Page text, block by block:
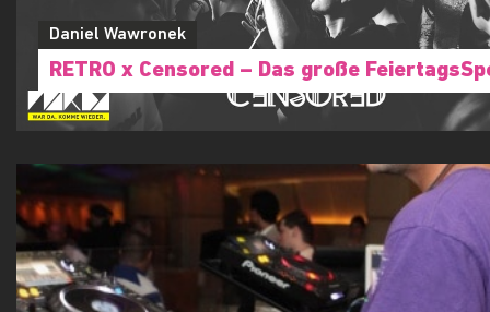
Daniel Wawronek
RETRO x Censored – Das große